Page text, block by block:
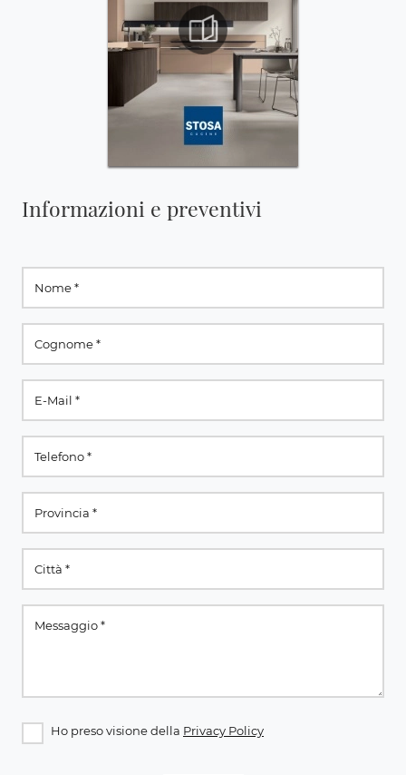
Informazioni e preventivi
Ho preso visione della Privacy Policy